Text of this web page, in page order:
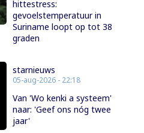
hittestress:
gevoelstemperatuur in
Suriname loopt op tot 38
graden
starnieuws
05-aug-2026 - 22:18
Van 'Wo kenki a systeem'
naar: 'Geef ons nóg twee
jaar'